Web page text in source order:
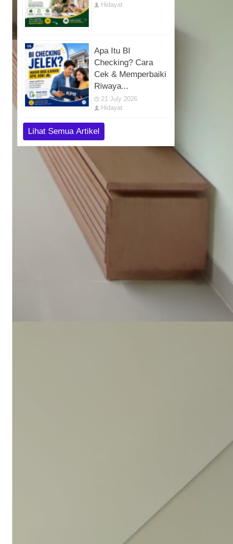
Hidayat
Apa Itu BI
Checking? Cara
Cek & Memperbaiki
Riwaya...
21 July 2026
Hidayat
Lihat Semua Artikel